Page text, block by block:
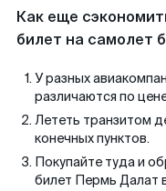
Как еще
билет на самолет
У разных
различаются по
Лететь транзитом
конечных пунктов.
Покупайте туда и
билет Пермь Далат